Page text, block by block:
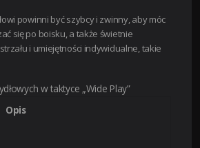
powinni być szybcy i zwinny, aby móc
się po boisku, a także świetnie
i umiejętności indywidualne, takie
w taktyce „Wide Play”
Opis